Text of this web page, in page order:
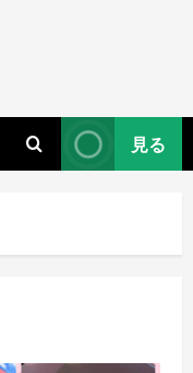
見る